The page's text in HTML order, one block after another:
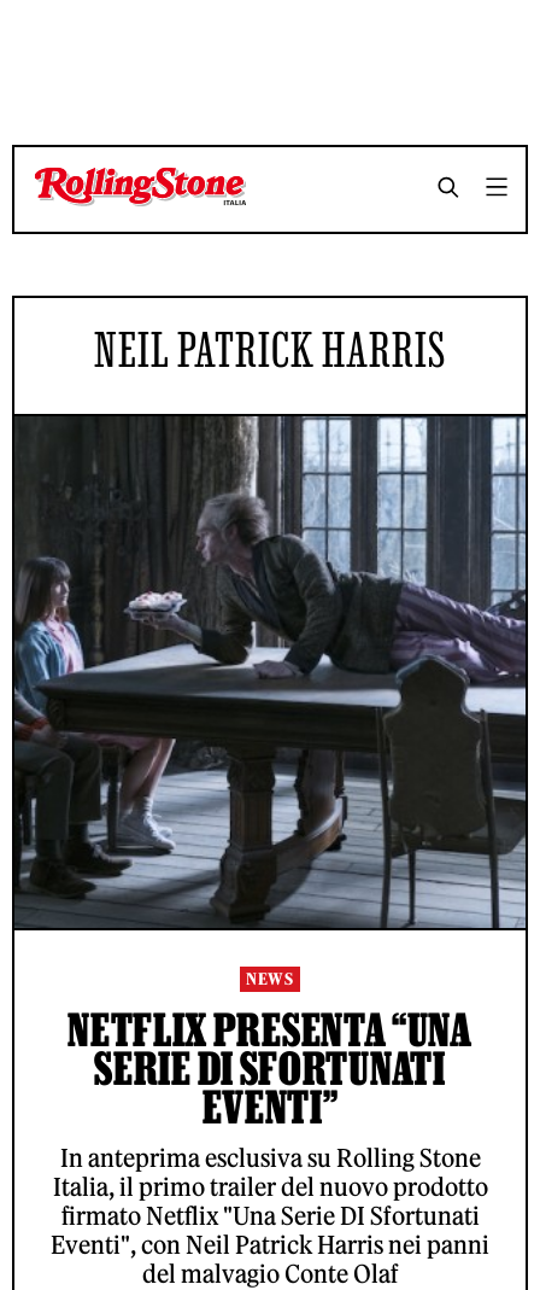
NEIL PATRICK HARRIS
NEWS
NETFLIX PRESENTA “UNA
SERIE DI SFORTUNATI
EVENTI”
In anteprima esclusiva su Rolling Stone
Italia, il primo trailer del nuovo prodotto
firmato Netflix "Una Serie DI Sfortunati
Eventi", con Neil Patrick Harris nei panni
del malvagio Conte Olaf